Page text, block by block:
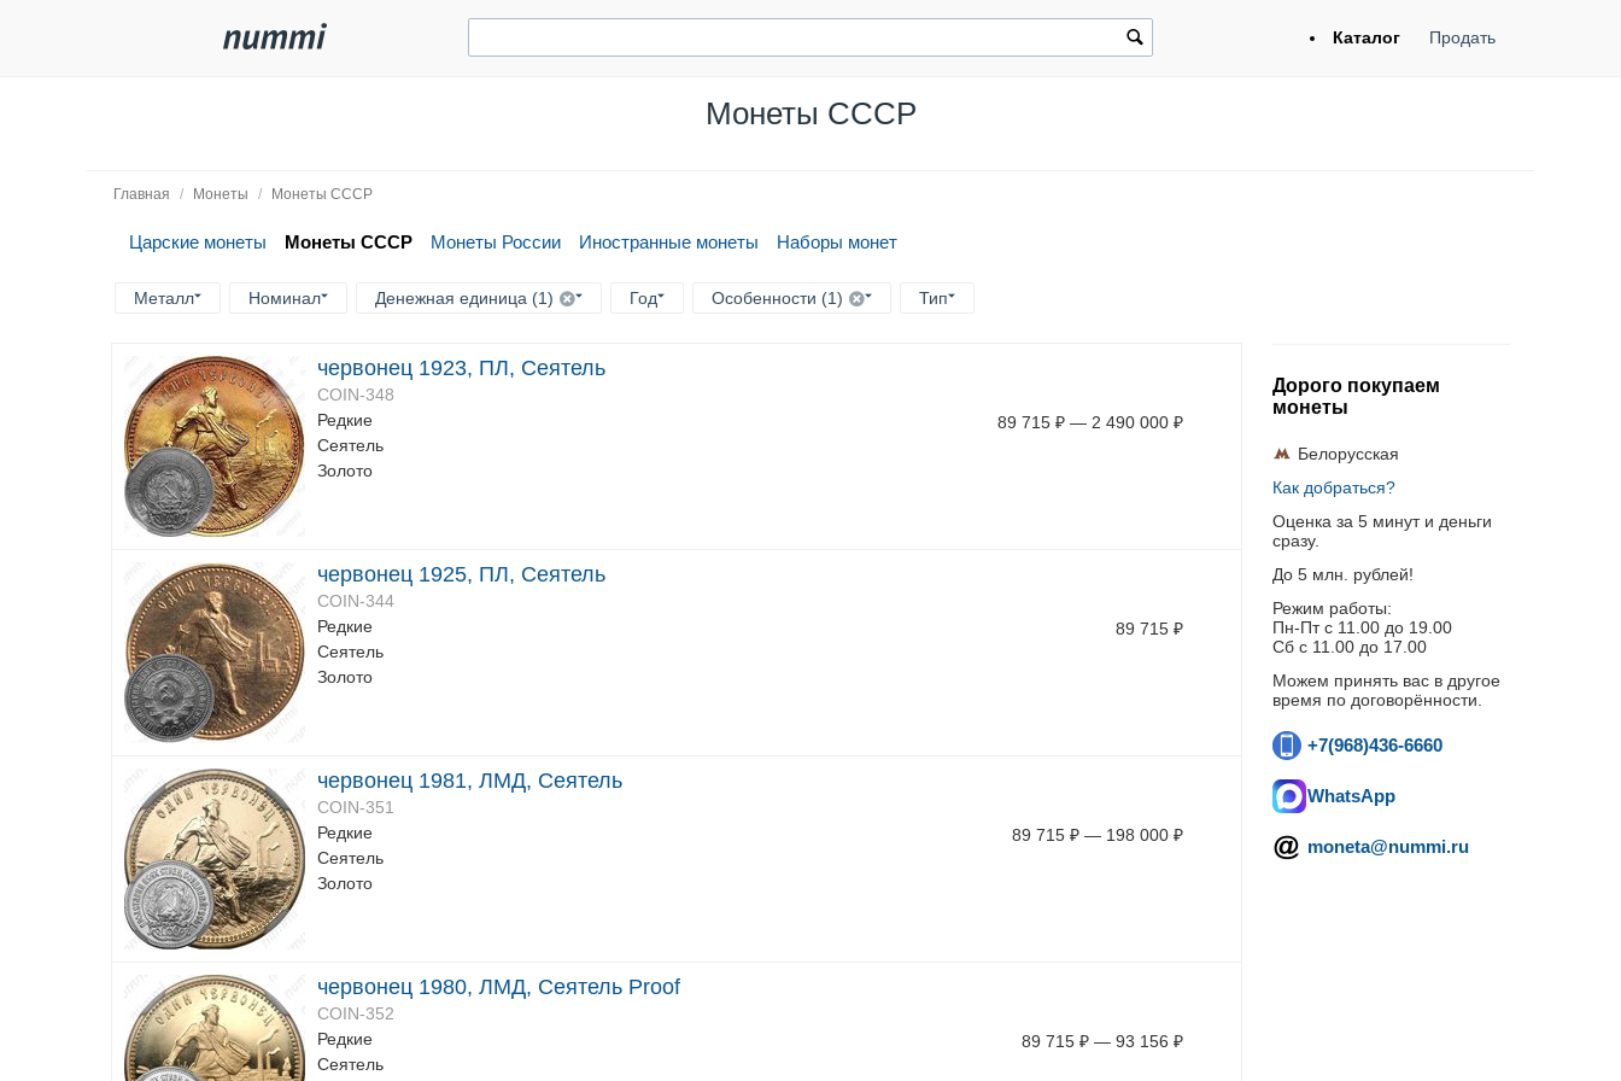
Каталог Продать
Монеты СССР
Главная / Монеты / Монеты СССР
Царские монеты Монеты СССР Монеты России Иностранные монеты Наборы монет
Металл Номинал Денежная единица (1) Год Особенности (1) Тип
червонец 1923, ПЛ, Сеятель
COIN-348
Редкие
Сеятель
Золото
89 715 ₽ — 2 490 000 ₽
червонец 1925, ПЛ, Сеятель
COIN-344
Редкие
Сеятель
Золото
89 715 ₽
червонец 1981, ЛМД, Сеятель
COIN-351
Редкие
Сеятель
Золото
89 715 ₽ — 198 000 ₽
червонец 1980, ЛМД, Сеятель Proof
COIN-352
Редкие
Сеятель
89 715 ₽ — 93 156 ₽
Дорого покупаем
монеты
Белорусская
Как добраться?
Оценка за 5 минут и деньги
сразу.
До 5 млн. рублей!
Режим работы:
Пн-Пт c 11.00 до 19.00
Сб с 11.00 до 17.00
Можем принять вас в другое
время по договорённости.
+7(968)436-6660
WhatsApp
moneta@nummi.ru